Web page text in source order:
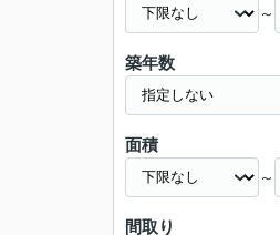
～
築年数
面積
～
間取り